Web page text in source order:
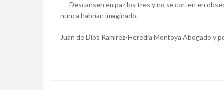
Descansen en paz los tres y no se corten en
nunca habrían imaginado.
Juan de Dios Ramírez-Heredia Montoya Abogado y